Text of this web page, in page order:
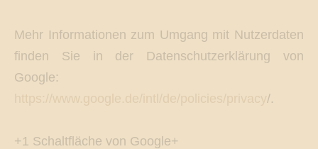
Mehr Informationen zum Umgang mit Nutzerdaten
finden Sie in der Datenschutzerklärung von
Google:
https://www.google.de/intl/de/policies/privacy/.
+1 Schaltfläche von Google+